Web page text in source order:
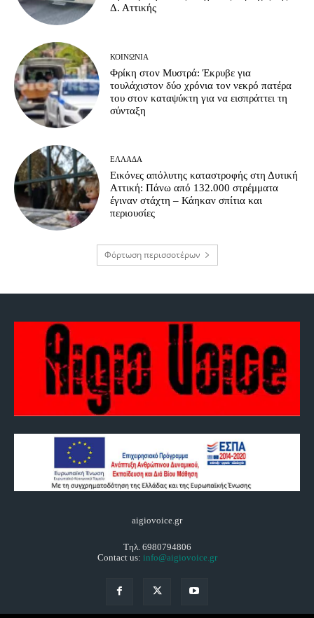
Δ. Αττικής
ΚΟΙΝΩΝΊΑ
Φρίκη στον Μυστρά: Έκρυβε για
τουλάχιστον δύο χρόνια τον νεκρό πατέρα
του στον καταψύκτη για να εισπράττει τη
σύνταξη
ΕΛΛΆΔΑ
Εικόνες απόλυτης καταστροφής στη Δυτική
Αττική: Πάνω από 132.000 στρέμματα
έγιναν στάχτη – Κάηκαν σπίτια και
περιουσίες
Φόρτωση περισσοτέρων
aigiovoice.gr
Τηλ. 6980794806
Contact us: info@aigiovoice.gr